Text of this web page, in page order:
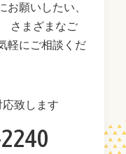
お願いしたい、
さまざまなご
軽にご相談くだ
致します